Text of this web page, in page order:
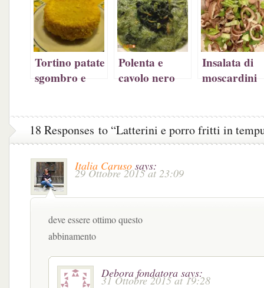
finestra) finestra)
Tortino patate
sgombro e
Polenta e
cavolo nero
Insalata di
moscardini
18 Responses to “Latterini e porro fritti in
Italia Caruso says:
29 Ottobre 2015 at 23:09
deve essere ottimo questo
abbinamento
Debora fondatora says:
31 Ottobre 2015 at 19:28